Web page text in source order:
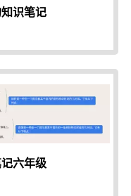
识笔记
六年级